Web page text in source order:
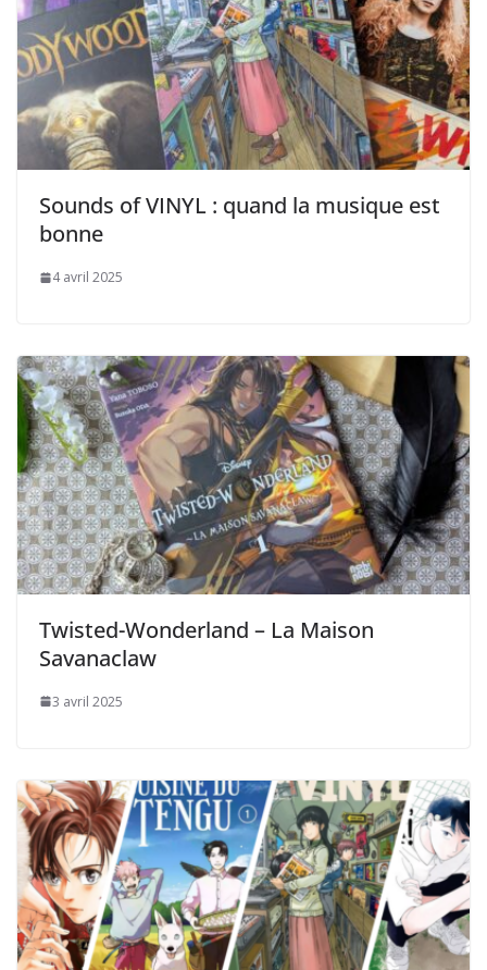
Sounds of VINYL : quand la musique est
bonne
4 avril 2025
Twisted-Wonderland – La Maison
Savanaclaw
3 avril 2025